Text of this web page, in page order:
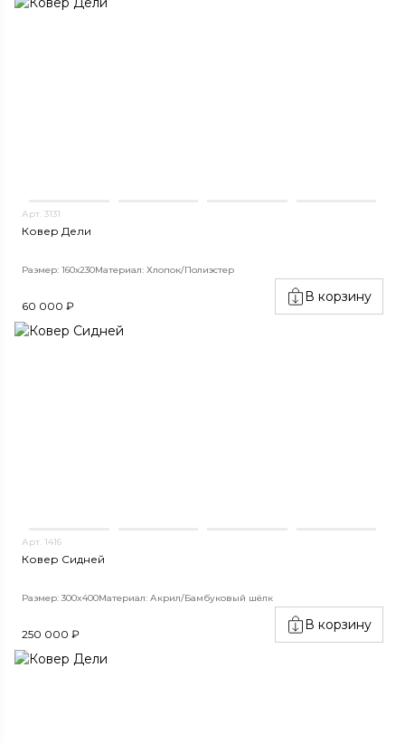
Арт. 3131
Ковер Дели
Размер: 160х230Материал: Хлопок/Полиэстер
60 000 ₽
В корзину
Арт. 1416
Ковер Сидней
Размер: 300x400Материал: Акрил/Бамбуковый шёлк
250 000 ₽
В корзину